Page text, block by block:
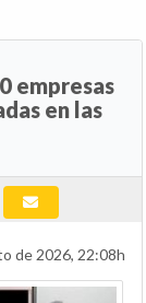
empresas
en las
de 2026, 22:08h